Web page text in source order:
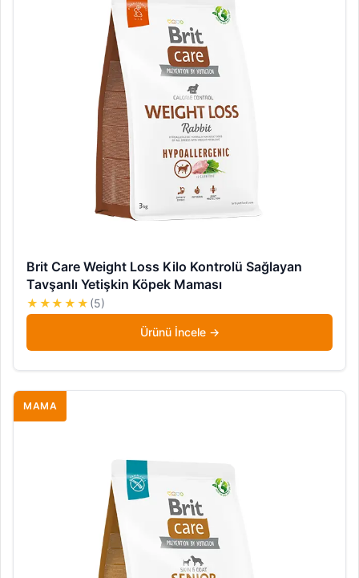
Brit Care Weight Loss Kilo Kontrolü Sağlayan
Tavşanlı Yetişkin Köpek Maması
★★★★★ (5)
Ürünü İncele
MAMA